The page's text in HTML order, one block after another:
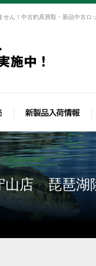
ん！中古釣具買取・新品中古ロ
山店 琵琶湖